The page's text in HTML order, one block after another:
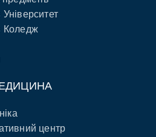
Коледж
центр